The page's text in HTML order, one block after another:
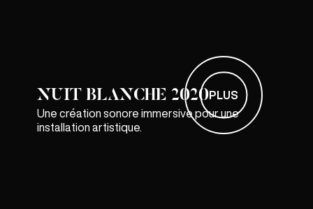
NUIT BLANCHE 2020
Une création sonore immersive pour une
installation artistique.
PLUS